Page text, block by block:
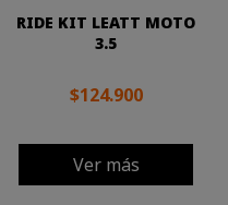
RIDE KIT LEATT MOTO
3.5
$124.900
Ver más